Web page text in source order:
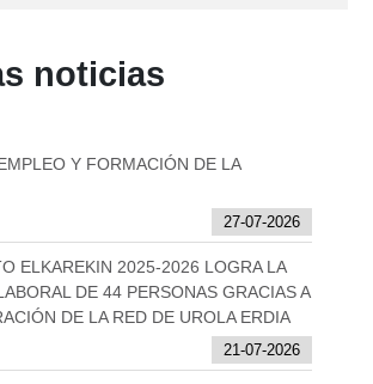
noticias
Y FORMACIÓN DE LA
27-07-2026
ELKAREKIN 2025-2026 LOGRA LA
DE 44 PERSONAS GRACIAS A
DE LA RED DE UROLA ERDIA
21-07-2026